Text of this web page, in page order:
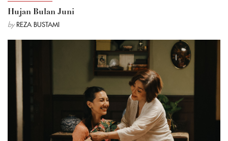
Hujan Bulan Juni
by REZA BUSTAMI